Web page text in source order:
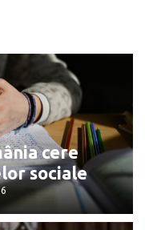
cere
sociale